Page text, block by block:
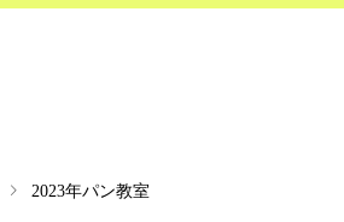
2023年パン教室